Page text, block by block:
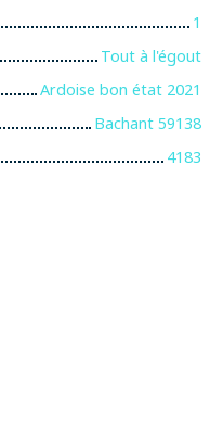
1
Tout à l'égout
Ardoise bon état 2021
Bachant 59138
4183